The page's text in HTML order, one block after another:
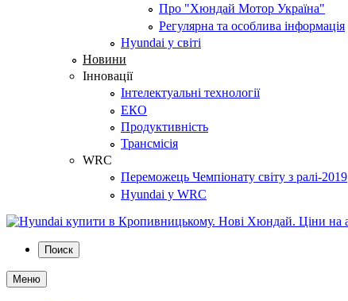
Про "Хюндай Мотор Україна"
Регулярна та особлива інформація
Hyundai у світі
Новини
Інновації
Інтелектуальні технології
ЕКО
Продуктивність
Трансмісія
WRC
Переможець Чемпіонату світу з ралі-2019
Hyundai у WRC
Поиск
Меню